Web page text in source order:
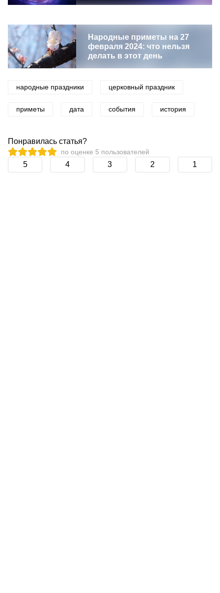
Народные приметы на 27
февраля 2024: что нельзя
делать в этот день
народные праздники церковный праздник
приметы дата события история
Понравилась статья?
по оценке 5 пользователей
5 4 3 2 1